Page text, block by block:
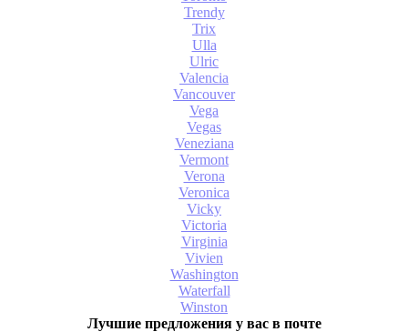
Trendy
Trix
Ulla
Ulric
Valencia
Vancouver
Vega
Vegas
Veneziana
Vermont
Verona
Veronica
Vicky
Victoria
Virginia
Vivien
Washington
Waterfall
Winston
Лучшие предложения у вас в почте